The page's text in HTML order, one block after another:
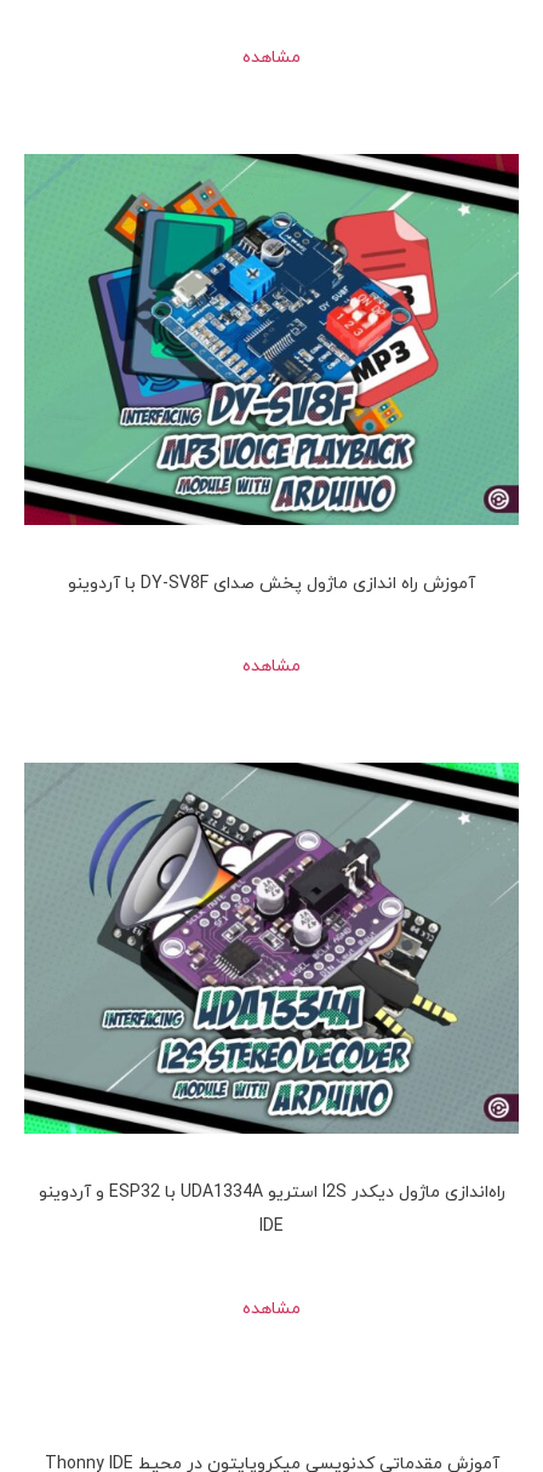
مشاهده
آموزش راه‌ اندازی ماژول پخش صدای DY-SV8F با آردوینو
مشاهده
راه‌اندازی ماژول دیکدر I2S استریو UDA1334A با ESP32 و آردوینو
IDE
مشاهده
آموزش مقدماتی کدنویسی میکروپایتون در محیط Thonny IDE